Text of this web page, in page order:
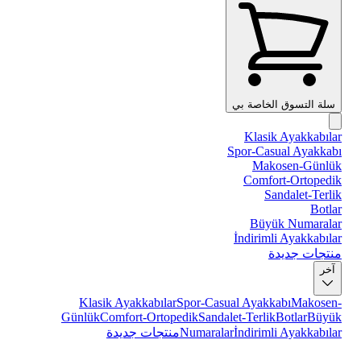
سلة التسوق الخاصة بي
Klasik Ayakkabılar
Spor-Casual Ayakkabı
Makosen-Günlük
Comfort-Ortopedik
Sandalet-Terlik
Botlar
Büyük Numaralar
İndirimli Ayakkabılar
منتجات جديدة
آخر
Klasik AyakkabılarSpor-Casual AyakkabıMakosen-
GünlükComfort-OrtopedikSandalet-TerlikBotlarBüyük
Numaralarİndirimli Ayakkabılar منتجات جديدة